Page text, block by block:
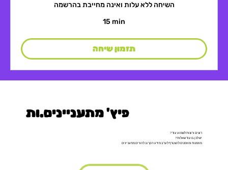
השיחה ללא עלות ואינה מחייבת בהרשמה
15 min
תזמון שיחה
פיץ' מתעניינים.ות
רוצים ורוצות לשמוע עוד?
יש לכן.ם עוד שאלות?
מוזמנות ומוזמנים להצטרף לערב מידע הקרוב להורים מתעניינים